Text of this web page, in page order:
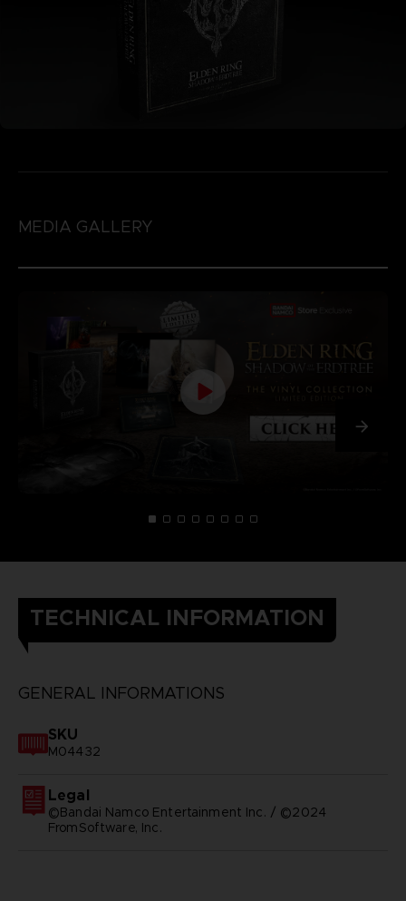
MEDIA GALLERY
TECHNICAL INFORMATION
GENERAL INFORMATIONS
SKU
M04432
Legal
©Bandai Namco Entertainment Inc. / ©2024
FromSoftware, Inc.